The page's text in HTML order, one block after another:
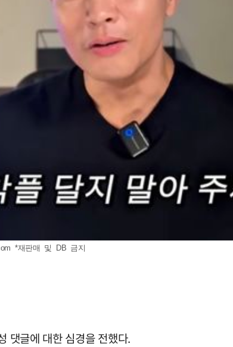
*재판매 및 DB 금지
댓글에 대한 심경을 전했다.